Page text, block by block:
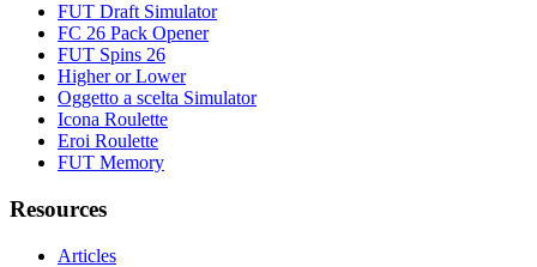
FUT Draft Simulator
FC 26 Pack Opener
FUT Spins 26
Higher or Lower
Oggetto a scelta Simulator
Icona Roulette
Eroi Roulette
FUT Memory
Resources
Articles